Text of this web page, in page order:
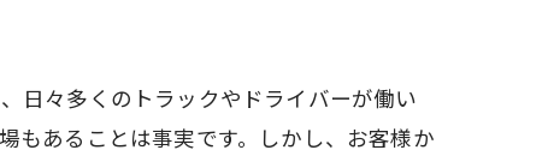
日々多くのトラックやドライバーが働い
もあることは事実です。しかし、お客様か